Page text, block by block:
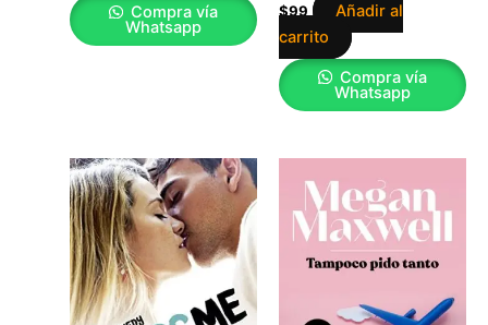
Compra vía
Whatsapp
$99
Añadir al
carrito
Compra vía
Whatsapp